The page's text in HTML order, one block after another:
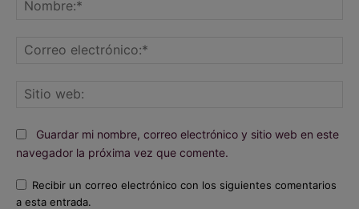
Guardar mi nombre, correo electrónico y sitio web en este
navegador la próxima vez que comente.
Recibir un correo electrónico con los siguientes comentarios
a esta entrada.